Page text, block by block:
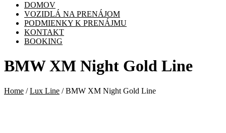
DOMOV
VOZIDLÁ NA PRENÁJOM
PODMIENKY K PRENÁJMU
KONTAKT
BOOKING
BMW XM Night Gold Line
Home /Lux Line / BMW XM Night Gold Line